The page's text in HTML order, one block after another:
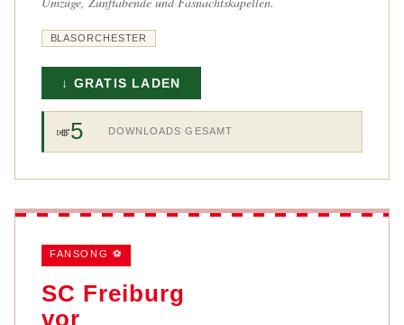
BLASORCHESTER
↓ GRATIS LADEN
🎺5 DOWNLOADS GESAMT
FANSONG ⚽
SC Freiburg
vor